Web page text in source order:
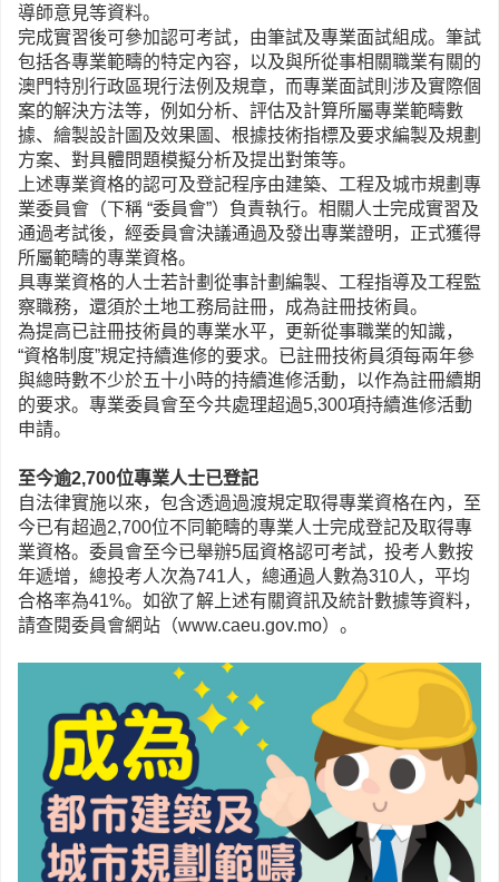
導師意見等資料。
完成實習後可參加認可考試，由筆試及專業面試組成。筆試
包括各專業範疇的特定內容，以及與所從事相關職業有關的
澳門特別行政區現行法例及規章，而專業面試則涉及實際個
案的解決方法等，例如分析、評估及計算所屬專業範疇數
據、繪製設計圖及效果圖、根據技術指標及要求編製及規劃
方案、對具體問題模擬分析及提出對策等。
上述專業資格的認可及登記程序由建築、工程及城市規劃專
業委員會（下稱 “委員會”）負責執行。相關人士完成實習及
通過考試後，經委員會決議通過及發出專業證明，正式獲得
所屬範疇的專業資格。
具專業資格的人士若計劃從事計劃編製、工程指導及工程監
察職務，還須於土地工務局註冊，成為註冊技術員。
為提高已註冊技術員的專業水平，更新從事職業的知識，
“資格制度”規定持續進修的要求。已註冊技術員須每兩年參
與總時數不少於五十小時的持續進修活動，以作為註冊續期
的要求。專業委員會至今共處理超過5,300項持續進修活動
申請。
至今逾2,700位專業人士已登記
自法律實施以來，包含透過過渡規定取得專業資格在內，至
今已有超過2,700位不同範疇的專業人士完成登記及取得專
業資格。委員會至今已舉辦5屆資格認可考試，投考人數按
年遞增，總投考人次為741人，總通過人數為310人，平均
合格率為41%。如欲了解上述有關資訊及統計數據等資料，
請查閱委員會網站（www.caeu.gov.mo）。